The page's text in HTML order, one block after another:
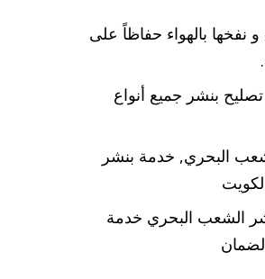
و نفخها بالهواء حفاظاً على
بنشر جميع أنواع
البحري, خدمة بنشر
الشعب البحري خدمة